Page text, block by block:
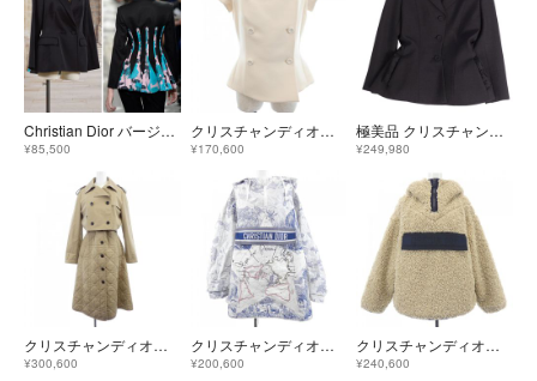
Christian Dior バージャケット 花柄 プリーツ 40
¥85,500
クリスチャンディオール CHRISTIAN DIOR 841V30A1166 ジャケット
¥170,600
極美品 クリスチャンディオール Christian Dior ジャケット 2022 バージャケット テーラード ウール モヘア 34 ブラック
¥249,980
クリスチャンディオール CHRISTIAN DIOR マクロカナージュ MACROCANNAGE 257M28A3332 ジャケット
¥300,600
クリスチャンディオール CHRISTIAN DIOR アノラック 047C10A2863 ジャケット
¥200,600
クリスチャンディオール CHRISTIAN DIOR アノラック 157C28A1502 ジャケット
¥240,600